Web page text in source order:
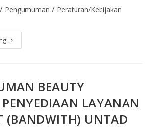
/ Pengumuman / Peraturan/Kebijakan
BEAUTY
LAYANAN
(BANDWITH) UNTAD